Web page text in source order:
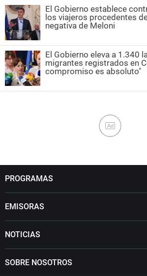
El Gobierno establece
los viajeros procedentes
negativa de Meloni
El Gobierno eleva a 1.340
migrantes registrados en
compromiso es absoluto"
Ad
PROGRAMAS
EMISORAS
NOTICIAS
SOBRE NOSOTROS